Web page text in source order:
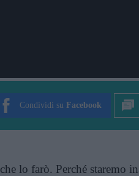
Condividi su Facebook
lo farò. Perché staremo